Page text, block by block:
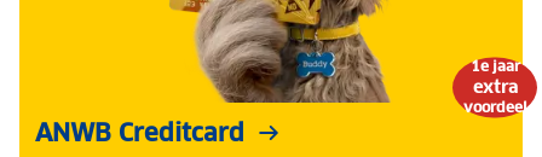
1e jaar
extra
voordeel
ANWB Creditcard